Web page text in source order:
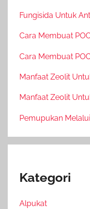
Fungisida Untuk
Cara Membuat
Cara Membuat
Manfaat Zeolit
Manfaat Zeolit
Pemupukan
Kategori
Alpukat